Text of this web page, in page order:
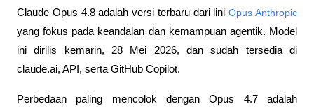
Claude Opus 4.8 adalah versi terbaru dari lini Opus Anthropic
yang fokus pada keandalan dan kemampuan agentik. Model
ini dirilis kemarin, 28 Mei 2026, dan sudah tersedia di
claude.ai, API, serta GitHub Copilot.
Perbedaan paling mencolok dengan Opus 4.7 adalah